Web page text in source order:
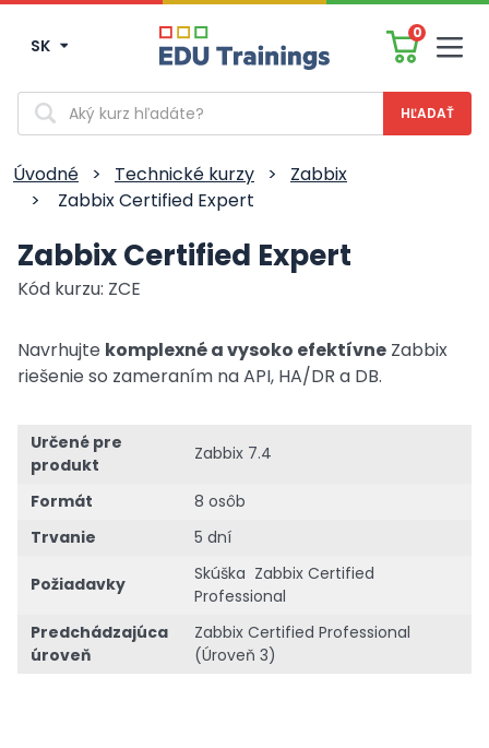
SK
0
Vyhľadávanie
Úvodné > Technické kurzy >
Zabbix
>
Zabbix Certified Expert
Zabbix Certified Expert
Kód kurzu: ZCE
Navrhujte komplexné a vysoko efektívne Zabbix
riešenie so zameraním na API, HA/DR a DB.
Určené pre
produkt
Zabbix 7.4
Formát
8 osôb
Trvanie
5 dní
Požiadavky
Skúška Zabbix Certified
Professional
Predchádzajúca
úroveň
Zabbix Certified Professional
(Úroveň 3)